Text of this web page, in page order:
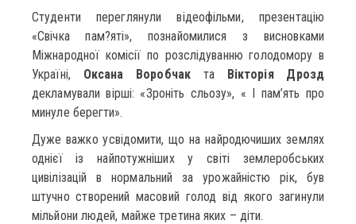
Студенти переглянули відеофільми, презентацію
«Свічка пам?яті», познайомилися з висновками
Міжнародної комісії по розслідуванню голодомору в
Україні, Оксана Воробчак таВікторія Дрозд
декламували вірші: «Зроніть сльозу», « І пам’ять про
минуле берегти».
Дуже важко усвідомити, що на найродючиших землях
однієї із найпотужніших у світі землеробських
цивілізацій в нормальний за урожайністю рік, був
штучно створений масовий голод від якого загинули
мільйони людей, майже третина яких – діти.